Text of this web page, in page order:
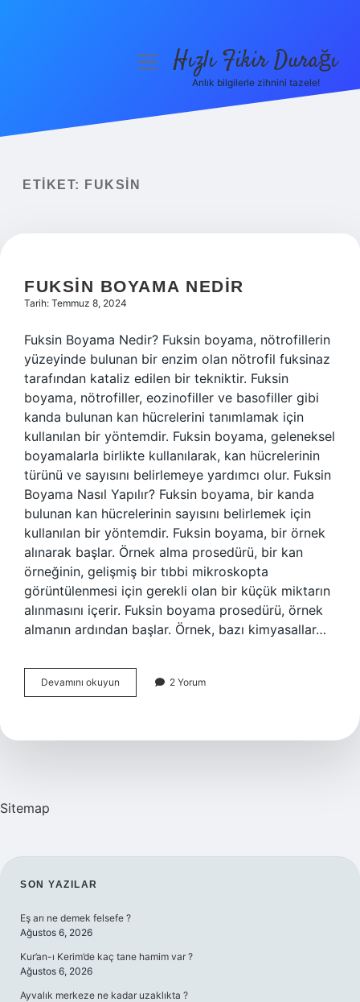
Yasal Uyarı
menüyüHızlı Fikir Durağı
Anlık bilgilerle zihnini tazele!
ETIKET: FUKSIN
FUKSIN BOYAMA NEDIR
Tarih: Temmuz 8, 2024
Fuksin Boyama Nedir? Fuksin boyama, nötrofillerin
yüzeyinde bulunan bir enzim olan nötrofil fuksinaz
tarafından kataliz edilen bir tekniktir. Fuksin
boyama, nötrofiller, eozinofiller ve basofiller gibi
kanda bulunan kan hücrelerini tanımlamak için
kullanılan bir yöntemdir. Fuksin boyama, geleneksel
boyamalarla birlikte kullanılarak, kan hücrelerinin
türünü ve sayısını belirlemeye yardımcı olur. Fuksin
Boyama Nasıl Yapılır? Fuksin boyama, bir kanda
bulunan kan hücrelerinin sayısını belirlemek için
kullanılan bir yöntemdir. Fuksin boyama, bir örnek
alınarak başlar. Örnek alma prosedürü, bir kan
örneğinin, gelişmiş bir tıbbi mikroskopta
görüntülenmesi için gerekli olan bir küçük miktarın
alınmasını içerir. Fuksin boyama prosedürü, örnek
almanın ardından başlar. Örnek, bazı kimyasallar…
Devamını okuyun
boyama
2 Yorum
Sitemap
SIDEBAR
SON YAZILAR
Eş arı ne demek felsefe ?
Ağustos 6, 2026
Kur’an-ı Kerim’de kaç tane hamim var ?
Ağustos 6, 2026
Ayvalık merkeze ne kadar uzaklıkta ?